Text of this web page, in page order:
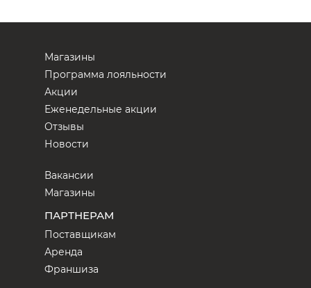
Магазины
Программа лояльности
Акции
Еженедельные акции
Отзывы
Новости
Вакансии
Магазины
ПАРТНЕРАМ
Поставщикам
Аренда
Франшиза